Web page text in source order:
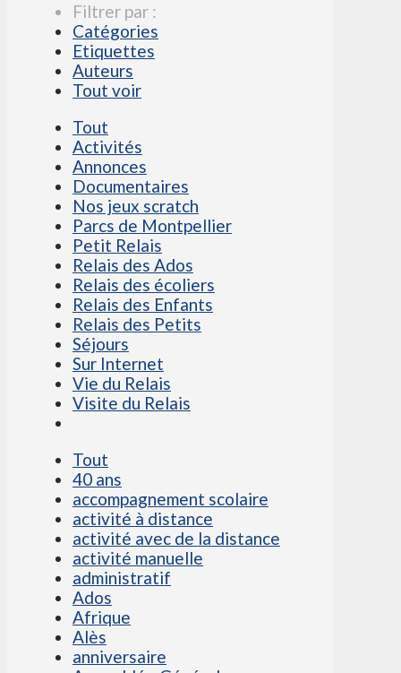
Filtrer par :
Catégories
Etiquettes
Auteurs
Tout voir
Tout
Activités
Annonces
Documentaires
Nos jeux scratch
Parcs de Montpellier
Petit Relais
Relais des Ados
Relais des écoliers
Relais des Enfants
Relais des Petits
Séjours
Sur Internet
Vie du Relais
Visite du Relais
Tout
40 ans
accompagnement scolaire
activité à distance
activité avec de la distance
activité manuelle
administratif
Ados
Afrique
Alès
anniversaire